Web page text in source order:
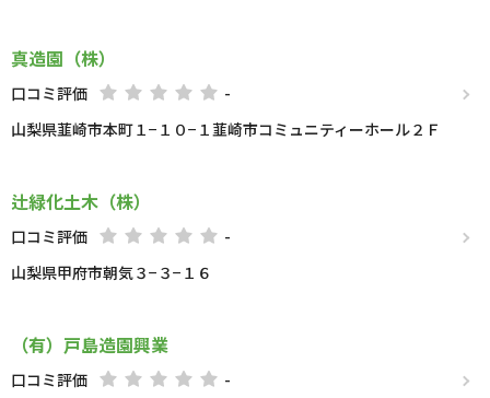
真造園（株）
口コミ評価
-
山梨県韮崎市本町１−１０−１韮崎市コミュニティーホール２Ｆ
辻緑化土木（株）
口コミ評価
-
山梨県甲府市朝気３−３−１６
（有）戸島造園興業
口コミ評価
-